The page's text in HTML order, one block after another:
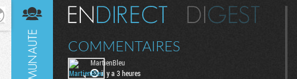
Digest
COMMENTAIRES
MartienBleu
il y a 3 heures